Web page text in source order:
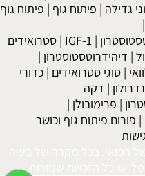
גדילה | פיתוח גוף | פיתוח גוף
|
|
IGF-1
|סטרואידים
| דיהידרוטסטוסטרון |
| סוגי סטרואידים | כדורי
| דקה
| פרימובולן |
| פורום פיתוח גוף וכושר
רפואי. בכל מקרה של בעיה
© כל הזכויות שמורות.